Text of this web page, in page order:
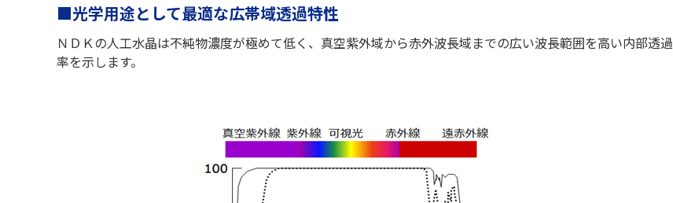
■光学用途として最適な広帯域透過特性
ＮＤＫの人工水晶は不純物濃度が極めて低く、真空紫外域から赤外波長域までの広い波長範囲を高い内部透過
率を示します。